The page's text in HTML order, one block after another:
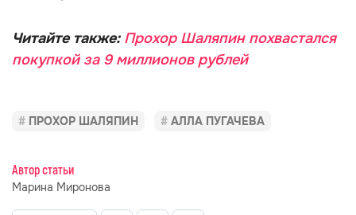
Читайте также: Прохор Шаляпин похвастался
покупкой за 9 миллионов рублей
ПРОХОР ШАЛЯПИН АЛЛА ПУГАЧЕВА
Автор статьи
Марина Миронова